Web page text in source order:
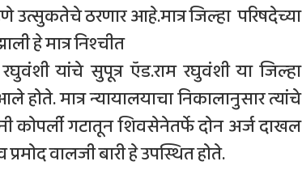
उत्सुकतेचे ठरणार आहे.मात्र जिल्हा परिषदेच्या
हे मात्र निश्‍चीत
यांचे सुपूत्र ऍड.राम रघुवंशी या जिल्हा
होते. मात्र न्यायालयाचा निकालानुसार त्यांचे
कोपर्ली गटातून शिवसेनेतर्फे दोन अर्ज दाखल
वालजी बारी हे उपस्थित होते.